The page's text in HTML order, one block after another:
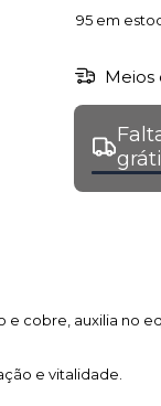
95em
Meios
e cobre, auxilia no
e vitalidade.